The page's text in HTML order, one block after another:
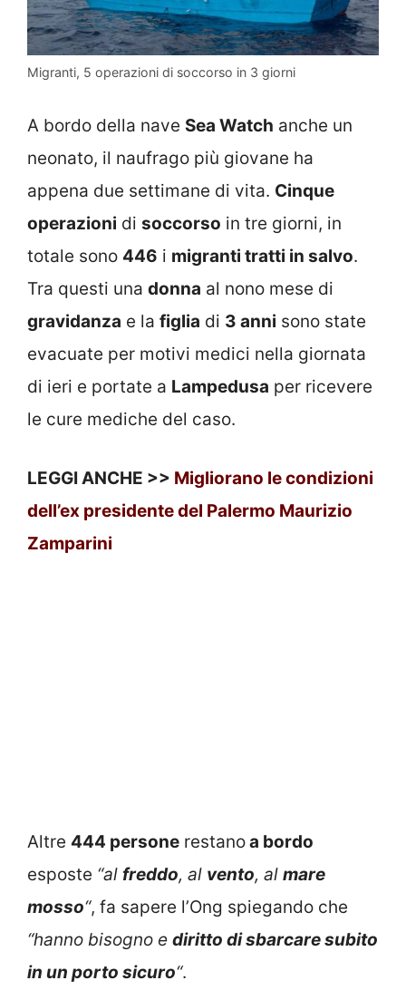
Migranti, 5 operazioni di soccorso in 3 giorni
A bordo della nave Sea Watch anche un
neonato, il naufrago più giovane ha
appena due settimane di vita. Cinque
operazioni di soccorso in tre giorni, in
totale sono 446 i migranti tratti in salvo.
Tra questi una donna al nono mese di
gravidanza e la figlia di 3 anni sono state
evacuate per motivi medici nella giornata
di ieri e portate a Lampedusa per ricevere
le cure mediche del caso.
LEGGI ANCHE >> Migliorano le condizioni
dell’ex presidente del Palermo Maurizio
Zamparini
Altre 444 persone restanoa bordo
esposte “al freddo, al vento, al mare
mosso“, fa sapere l’Ong spiegando che
“hanno bisogno e diritto di sbarcare subito
in un porto sicuro“.